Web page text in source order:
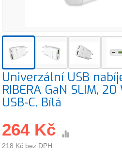
Univerzální USB
RIBERA GaN SLIM, 20
USB-C, Bílá
264 Kč
218 Kč bez DPH